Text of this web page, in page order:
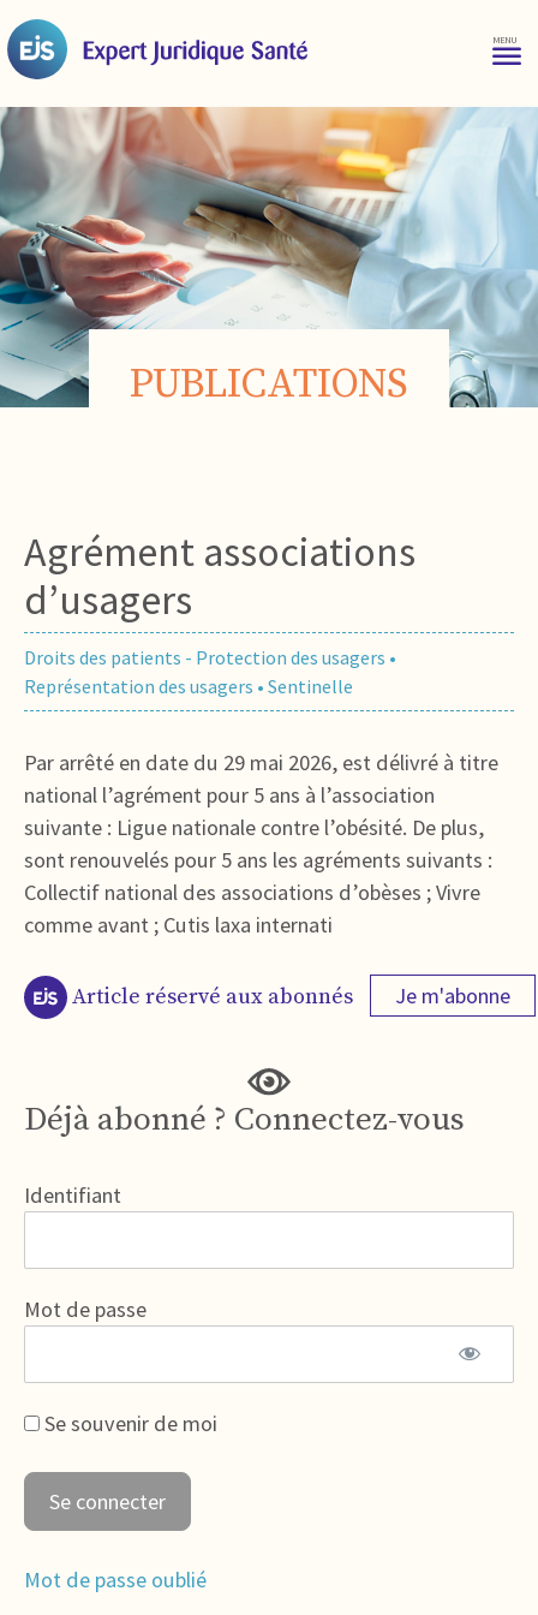
PUBLICATIONS
Agrément associations
d’usagers
Droits des patients - Protection des usagers •
Représentation des usagers • Sentinelle
Par arrêté en date du 29 mai 2026, est délivré à titre
national l’agrément pour 5 ans à l’association
suivante : Ligue nationale contre l’obésité. De plus,
sont renouvelés pour 5 ans les agréments suivants :
Collectif national des associations d’obèses ; Vivre
comme avant ; Cutis laxa internati
Article réservé aux abonnés Je m'abonne
Déjà abonné ? Connectez-vous
Identifiant
Mot de passe
Se souvenir de moi
Mot de passe oublié